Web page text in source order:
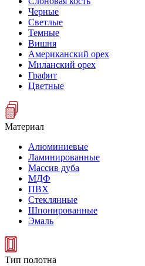
Черные
Светлые
Темные
Вишня
Американский орех
Миланский орех
Графит
Цветные
Материал
Алюминиевые
Ламинированные
Массив дуба
МДФ
ПВХ
Стеклянные
Шпонированные
Эмаль
Тип полотна